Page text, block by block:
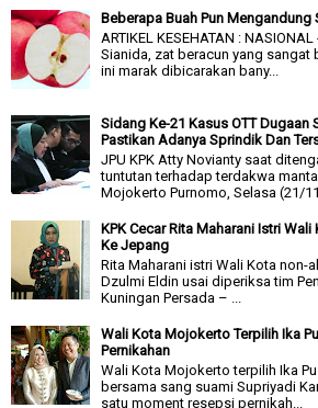
Beberapa Buah Pun Mengandung
ARTIKEL KESEHATAN :
Sianida, zat beracun yang sangat
ini marak dibicarakan bany...
Sidang Ke-21 Kasus OTT Dugaan
Pastikan Adanya Sprindik Dan
JPU KPK Atty Novianty saat
tuntutan terhadap terdakwa
Mojokerto Purnomo, Selasa (21/
KPK Cecar Rita Maharani Istri
Ke Jepang
Rita Maharani istri Wali Kota non-
Dzulmi Eldin usai diperiksa tim
Kuningan Persada – ...
Wali Kota Mojokerto Terpilih Ika
Pernikahan
Wali Kota Mojokerto terpilih Ika
bersama sang suami Supriyadi
satu moment resepsi pernikah...